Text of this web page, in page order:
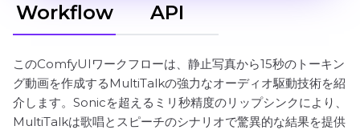
Workflow API
このComfyUIワークフローは、静止写真から15秒のトーキン
グ動画を作成するMultiTalkの強力なオーディオ駆動技術を紹
介します。Sonicを超えるミリ秒精度のリップシンクにより、
MultiTalkは歌唱とスピーチのシナリオで驚異的な結果を提供